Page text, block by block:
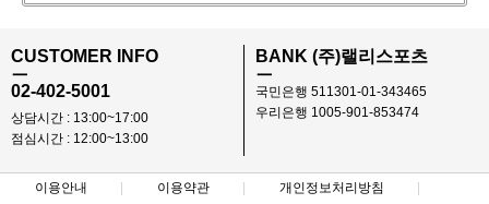
CUSTOMER INFO
ㅡ
02-402-5001
상담시간 : 13:00~17:00
점심시간 : 12:00~13:00
BANK (주)랠리스포츠
ㅡ
국민은행 511301-01-343465
우리은행 1005-901-853474
이용안내 이용약관 개인정보처리방침